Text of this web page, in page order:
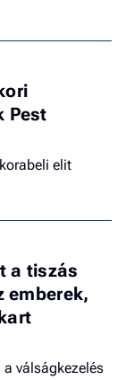
Pest
elit
a tiszás
emberek,
válságkezelés